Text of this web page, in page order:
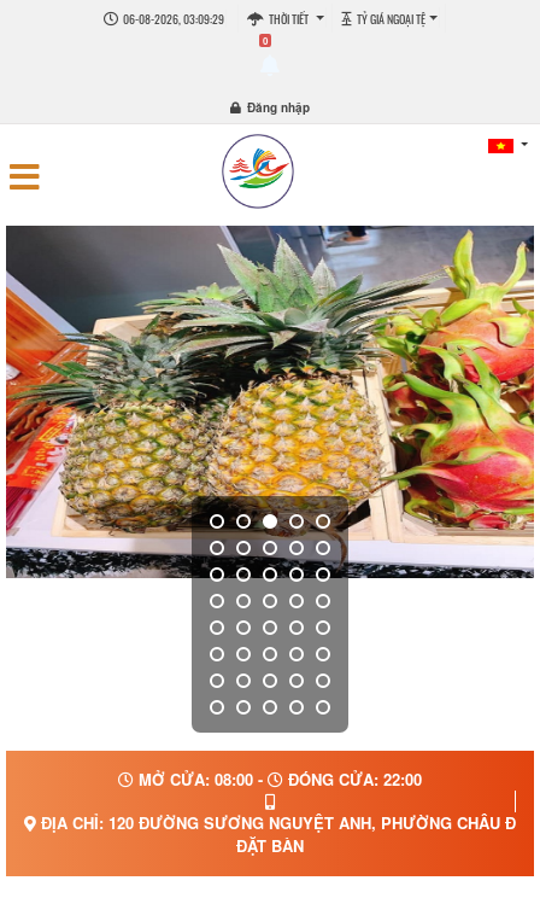
06-08-2026, 03:09:30 THỜI TIẾT TỶ GIÁ NGOẠI TỆ
0
Đăng nhập
MỞ CỬA: 08:00 -
ĐÓNG CỬA: 22:00
ĐỊA CHỈ: 120 ĐƯỜNG SƯƠNG NGUYỆT ANH, PHƯỜNG CHÂU
ĐẶT BÀN